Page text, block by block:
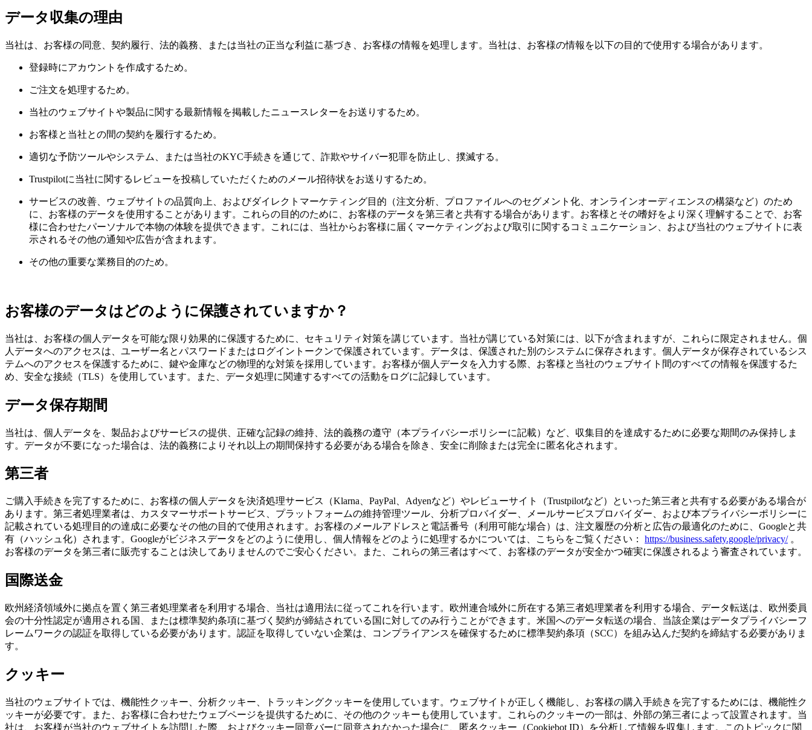
データ収集の理由
当社は、お客様の同意、契約履行、法的義務、または当社の正当な利益に基づき、お客様の情報を処理します。当社は、お客様の情報を以下の目的で使用する場合があります。
登録時にアカウントを作成するため。
ご注文を処理するため。
当社のウェブサイトや製品に関する最新情報を掲載したニュースレターをお送りするため。
お客様と当社との間の契約を履行するため。
適切な予防ツールやシステム、または当社のKYC手続きを通じて、詐欺やサイバー犯罪を防止し、撲滅する。
Trustpilotに当社に関するレビューを投稿していただくためのメール招待状をお送りするため。
サービスの改善、ウェブサイトの品質向上、およびダイレクトマーケティング目的（注文分析、プロファイルへのセグメント化、オンラインオーディエンスの構築など）のため
に、お客様のデータを使用することがあります。これらの目的のために、お客様のデータを第三者と共有する場合があります。お客様とその嗜好をより深く理解することで、お客
様に合わせたパーソナルで本物の体験を提供できます。これには、当社からお客様に届くマーケティングおよび取引に関するコミュニケーション、および当社のウェブサイトに表
示されるその他の通知や広告が含まれます。
その他の重要な業務目的のため。
お客様のデータはどのように保護されていますか？
当社は、お客様の個人データを可能な限り効果的に保護するために、セキュリティ対策を講じています。当社が講じている対策には、以下が含まれますが、これらに限定されません。個
人データへのアクセスは、ユーザー名とパスワードまたはログイントークンで保護されています。データは、保護された別のシステムに保存されます。個人データが保存されているシス
テムへのアクセスを保護するために、鍵や金庫などの物理的な対策を採用しています。お客様が個人データを入力する際、お客様と当社のウェブサイト間のすべての情報を保護するた
め、安全な接続（TLS）を使用しています。また、データ処理に関連するすべての活動をログに記録しています。
データ保存期間
当社は、個人データを、製品およびサービスの提供、正確な記録の維持、法的義務の遵守（本プライバシーポリシーに記載）など、収集目的を達成するために必要な期間のみ保持しま
す。データが不要になった場合は、法的義務によりそれ以上の期間保持する必要がある場合を除き、安全に削除または完全に匿名化されます。
第三者
ご購入手続きを完了するために、お客様の個人データを決済処理サービス（Klarna、PayPal、Adyenなど）やレビューサイト（Trustpilotなど）といった第三者と共有する必要がある場合が
あります。第三者処理業者は、カスタマーサポートサービス、プラットフォームの維持管理ツール、分析プロバイダー、メールサービスプロバイダー、および本プライバシーポリシーに
記載されている処理目的の達成に必要なその他の目的で使用されます。お客様のメールアドレスと電話番号（利用可能な場合）は、注文履歴の分析と広告の最適化のために、Googleと共
有（ハッシュ化）されます。Googleがビジネスデータをどのように使用し、個人情報をどのように処理するかについては、こちらをご覧ください： https://business.safety.google/privacy/。
お客様のデータを第三者に販売することは決してありませんのでご安心ください。また、これらの第三者はすべて、お客様のデータが安全かつ確実に保護されるよう審査されています。
国際送金
欧州経済領域外に拠点を置く第三者処理業者を利用する場合、当社は適用法に従ってこれを行います。欧州連合域外に所在する第三者処理業者を利用する場合、データ転送は、欧州委員
会の十分性認定が適用される国、または標準契約条項に基づく契約が締結されている国に対してのみ行うことができます。米国へのデータ転送の場合、当該企業はデータプライバシーフ
レームワークの認証を取得している必要があります。認証を取得していない企業は、コンプライアンスを確保するために標準契約条項（SCC）を組み込んだ契約を締結する必要がありま
す。
クッキー
当社のウェブサイトでは、機能性クッキー、分析クッキー、トラッキングクッキーを使用しています。ウェブサイトが正しく機能し、お客様の購入手続きを完了するためには、機能性ク
ッキーが必要です。また、お客様に合わせたウェブページを提供するために、その他のクッキーも使用しています。これらのクッキーの一部は、外部の第三者によって設置されます。当
社は、お客様が当社のウェブサイトを訪問した際、およびクッキー同意バーに同意されなかった場合に、匿名クッキー（Cookiebot ID）を分析して情報を収集します。このトピックに関